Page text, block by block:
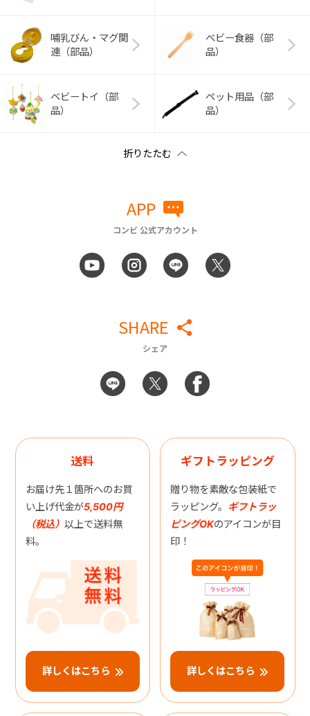
哺乳びん・マグ関
連（部品）
ベビー食器（部
品）
ベビートイ（部
品）
ペット用品（部
品）
APP
コンビ 公式アカウント
SHARE
シェア
送料
お届け先１箇所へのお買
い上げ代金が5,500円
（税込） 以上で送料無
料。
詳しくはこちら
ギフトラッピング
贈り物を素敵な包装紙で
ラッピング。 ギフトラッ
ピングOKのアイコンが目
印！
詳しくはこちら